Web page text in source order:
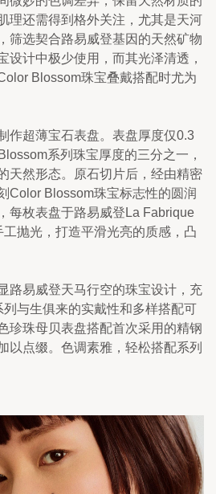
理还需得到格外关注，尤其是天河
筛选契合路易威登基因的天然矿物
设计中极少使用，而其光泽清透，
Blossom珠宝叠戴搭配时尤为
作超薄宝石表盘。表盘厚度仅0.3
系列珠宝厚度的三分之一，
天然形态。原石切片后，经由精密
Color Blossom珠宝标志性的圆润
每枚表盘于路易威登La Fabrique
抛光，打造平滑光亮的质感，凸
路易威登天马行空的珠宝设计，充
与生俱来的实戴性和多样搭配可
珍珠母贝表盘搭配首次采用的精钢
以点缀。色调素雅，轻松搭配系列